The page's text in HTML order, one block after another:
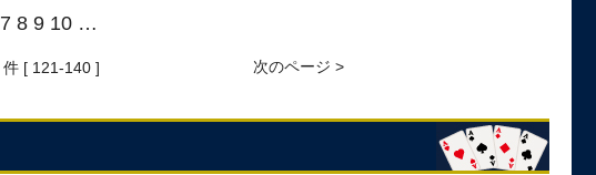
7 8 9 10 …
次のページ >
件 [ 121-140 ]